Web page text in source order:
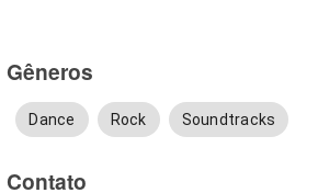
Gêneros
Dance Rock Soundtracks
Contato